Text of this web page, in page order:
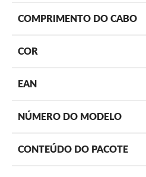
COMPRIMENTO DO CABO
COR
EAN
NÚMERO DO MODELO
CONTEÚDO DO PACOTE